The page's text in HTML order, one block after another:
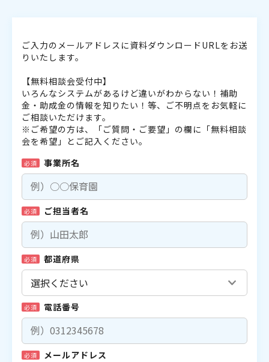
ご入力のメールアドレスに資料ダウンロードURLをお送
りいたします。
【無料相談会受付中】
いろんなシステムがあるけど違いがわからない！補助
金・助成金の情報を知りたい！等、ご不明点をお気軽に
ご相談いただけます。
※ご希望の方は、「ご質問・ご要望」の欄に「無料相談
会を希望」とご記入ください。
必須 事業所名
必須 ご担当者名
必須 都道府県
必須 電話番号
必須 メールアドレス